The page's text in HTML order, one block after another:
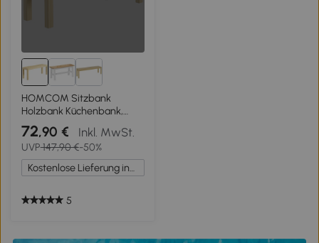
HOMCOM Sitzbank
Holzbank Küchenbank,
Massivholz, 3-Sitzerbank,
120 cm x 33 cm x 45 cm,
Natur
72,90 € Inkl. MwSt.
UVP147,90 €-50%
Kostenlose Lieferung innerhalb Deutschlands
5